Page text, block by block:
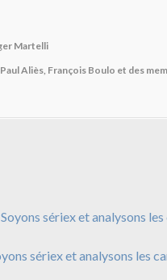
Martelli
Aliès, François Boulo et des
sériex et analysons les